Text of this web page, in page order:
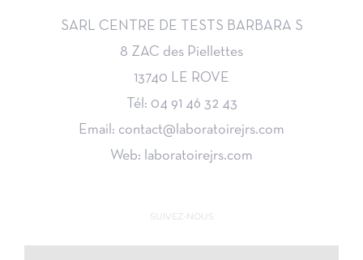
SARL CENTRE DE TESTS BARBARA S
8 ZAC des Piellettes
13740 LE ROVE
Tél: 04 91 46 32 43
Email: contact@laboratoirejrs.com
Web: laboratoirejrs.com
SUIVEZ-NOUS